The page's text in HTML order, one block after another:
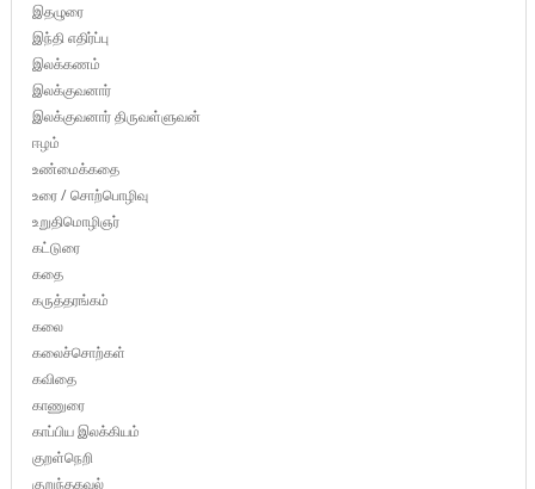
இதழுரை
இந்தி எதிர்ப்பு
இலக்கணம்
இலக்குவனார்
இலக்குவனார் திருவள்ளுவன்
ஈழம்
உண்மைக்கதை
உரை / சொற்பொழிவு
உறுதிமொழிஞர்
கட்டுரை
கதை
கருத்தரங்கம்
கலை
கலைச்சொற்கள்
கவிதை
காணுரை
காப்பிய இலக்கியம்
குறள்நெறி
குறுந்தகவல்